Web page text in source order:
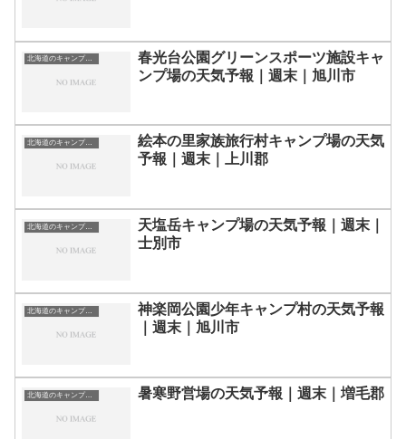
北海道のキャンプ場一覧
春光台公園グリーンスポーツ施設キャ
ンプ場の天気予報｜週末｜旭川市
北海道のキャンプ場一覧
絵本の里家族旅行村キャンプ場の天気
予報｜週末｜上川郡
北海道のキャンプ場一覧
天塩岳キャンプ場の天気予報｜週末｜
士別市
北海道のキャンプ場一覧
神楽岡公園少年キャンプ村の天気予報
｜週末｜旭川市
北海道のキャンプ場一覧 暑寒野営場の天気予報｜週末｜増毛郡